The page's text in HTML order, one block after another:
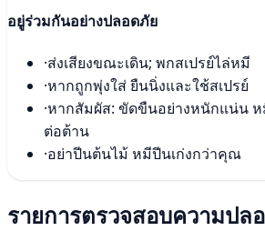
อยู่ร่วมกันอย่างปลอดภัย
·ส่งเสียงขณะเดิน; พกสเปรย์ไล่หมี
·หากถูกพุ่งใส่ ยืนนิ่งและใช้สเปรย์
·หากสัมผัส: ขัดขืนอย่างหนักแน่น ห
ต่อต้าน
·อย่าปีนต้นไม้ หมีปีนเก่งกว่าคุณ
รายการตรวจสอบความปล